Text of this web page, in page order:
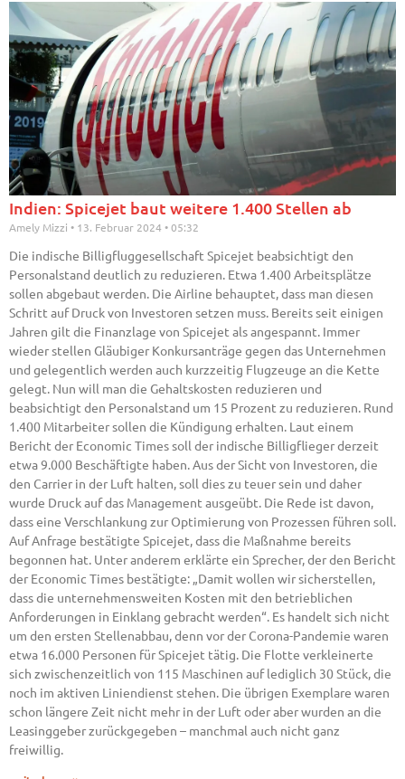
Indien: Spicejet baut weitere 1.400 Stellen ab
Amely Mizzi 13. Februar 2024 05:32
Die indische Billigfluggesellschaft Spicejet beabsichtigt den
Personalstand deutlich zu reduzieren. Etwa 1.400 Arbeitsplätze
sollen abgebaut werden. Die Airline behauptet, dass man diesen
Schritt auf Druck von Investoren setzen muss. Bereits seit einigen
Jahren gilt die Finanzlage von Spicejet als angespannt. Immer
wieder stellen Gläubiger Konkursanträge gegen das Unternehmen
und gelegentlich werden auch kurzzeitig Flugzeuge an die Kette
gelegt. Nun will man die Gehaltskosten reduzieren und
beabsichtigt den Personalstand um 15 Prozent zu reduzieren. Rund
1.400 Mitarbeiter sollen die Kündigung erhalten. Laut einem
Bericht der Economic Times soll der indische Billigflieger derzeit
etwa 9.000 Beschäftigte haben. Aus der Sicht von Investoren, die
den Carrier in der Luft halten, soll dies zu teuer sein und daher
wurde Druck auf das Management ausgeübt. Die Rede ist davon,
dass eine Verschlankung zur Optimierung von Prozessen führen soll.
Auf Anfrage bestätigte Spicejet, dass die Maßnahme bereits
begonnen hat. Unter anderem erklärte ein Sprecher, der den Bericht
der Economic Times bestätigte: „Damit wollen wir sicherstellen,
dass die unternehmensweiten Kosten mit den betrieblichen
Anforderungen in Einklang gebracht werden“. Es handelt sich nicht
um den ersten Stellenabbau, denn vor der Corona-Pandemie waren
etwa 16.000 Personen für Spicejet tätig. Die Flotte verkleinerte
sich zwischenzeitlich von 115 Maschinen auf lediglich 30 Stück, die
noch im aktiven Liniendienst stehen. Die übrigen Exemplare waren
schon längere Zeit nicht mehr in der Luft oder aber wurden an die
Leasinggeber zurückgegeben – manchmal auch nicht ganz
freiwillig.